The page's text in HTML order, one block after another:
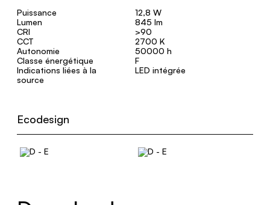
Puissance
12,8 W
Lumen
845 lm
CRI
>90
CCT
2700 K
Autonomie
50000 h
Classe énergétique
F
Indications liées à la
source
LED intégrée
Ecodesign